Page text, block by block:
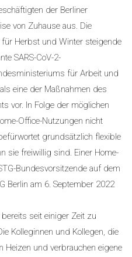
der Berliner
von Zuhause aus. Die
Herbst und Winter steigende
SARS-CoV-2-
für Arbeit und
eine der Maßnahmen des
vor. In Folge der möglichen
Office-Nutzungen nicht
grundsätzlich flexible
sie freiwillig sind. Einer Home-
Bundesvorsitzende auf dem
Berlin am 6. September 2022
seit einiger Zeit zu
Kolleginnen und Kollegen, die
Heizen und verbrauchen eigene